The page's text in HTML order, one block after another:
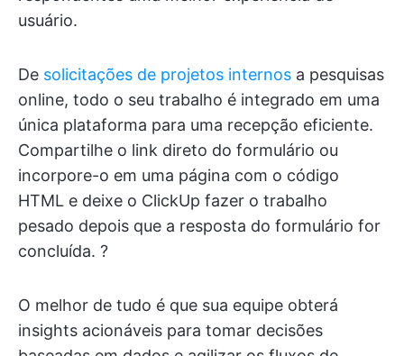
usuário.
De solicitações de projetos internos a pesquisas
online, todo o seu trabalho é integrado em uma
única plataforma para uma recepção eficiente.
Compartilhe o link direto do formulário ou
incorpore-o em uma página com o código
HTML e deixe o ClickUp fazer o trabalho
pesado depois que a resposta do formulário for
concluída. ?
O melhor de tudo é que sua equipe obterá
insights acionáveis para tomar decisões